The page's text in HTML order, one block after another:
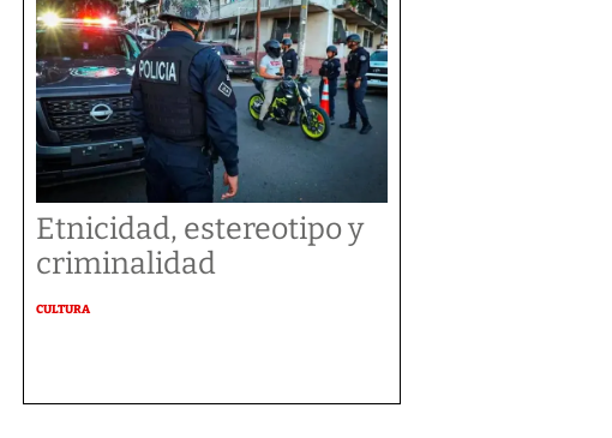
Etnicidad, estereotipo y
criminalidad
CULTURA